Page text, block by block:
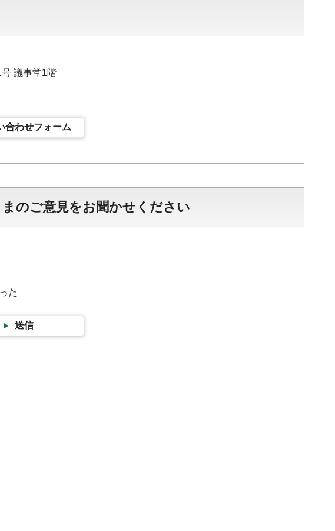
議事堂1階
合わせフォーム
のご意見をお聞かせください
た
送信